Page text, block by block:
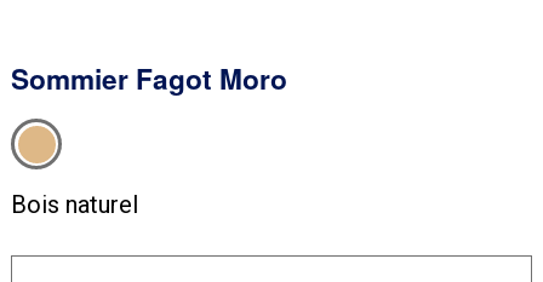
Sommier Fagot Moro
Bois naturel